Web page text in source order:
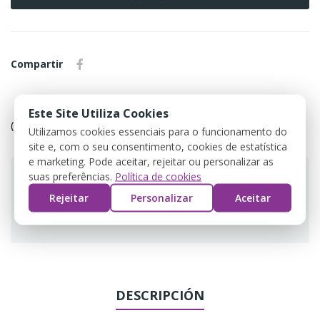
Compartir
(editar com o módulo Customer Reassurance)
Guarantee safe & secure checkout
DESCRIPCIÓN
Este Site Utiliza Cookies
Utilizamos cookies essenciais para o funcionamento do
site e, com o seu consentimento, cookies de estatística
e marketing. Pode aceitar, rejeitar ou personalizar as
suas preferências. Política de cookies
Rejeitar
Personalizar Aceitar